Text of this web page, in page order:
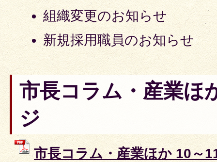
組織変更のお知らせ
新規採用職員のお知らせ
市長コラム・産業ほ
ジ
市長コラム・産業ほか 10～